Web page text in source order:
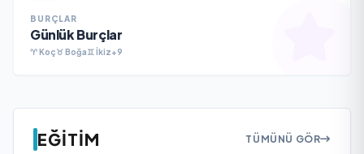
BURÇLAR
Günlük Burçlar
♈ Koç♉ Boğa♊ İkiz+9
EĞITIM TÜMÜNÜ GÖR